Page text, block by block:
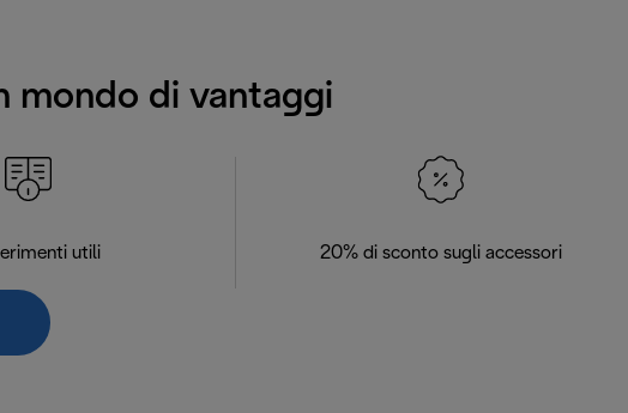
mondo di vantaggi
utili 20% di sconto sugli accessori